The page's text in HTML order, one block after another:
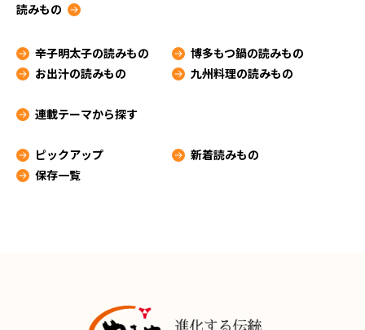
読みもの
辛子明太子の読みもの
博多もつ鍋の読みもの
お出汁の読みもの
九州料理の読みもの
連載テーマから探す
ピックアップ
新着読みもの
保存一覧